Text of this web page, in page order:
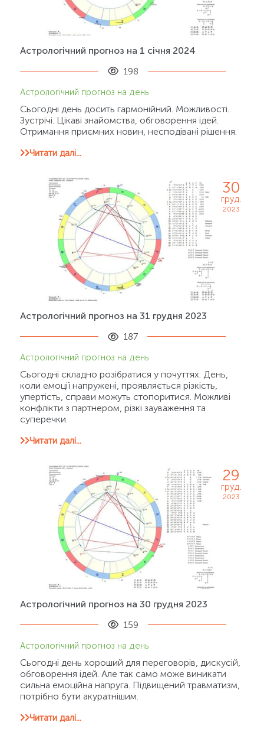
Астрологічний прогноз на 1 січня 2024
198
Астрологічний прогноз на день
Сьогодні день досить гармонійний. Можливості.
Зустрічі. Цікаві знайомства, обговорення ідей.
Отримання приємних новин, несподівані рішення.
Читати далі...
30
груд.
2023
Астрологічний прогноз на 31 грудня 2023
187
Астрологічний прогноз на день
Сьогодні складно розібратися у почуттях. День,
коли емоції напружені, проявляється різкість,
упертість, справи можуть стопоритися. Можливі
конфлікти з партнером, різкі зауваження та
суперечки.
Читати далі...
29
груд.
2023
Астрологічний прогноз на 30 грудня 2023
159
Астрологічний прогноз на день
Сьогодні день хороший для переговорів, дискусій,
обговорення ідей. Але так само може виникати
сильна емоційна напруга. Підвищений травматизм,
потрібно бути акуратнішим.
Читати далі...